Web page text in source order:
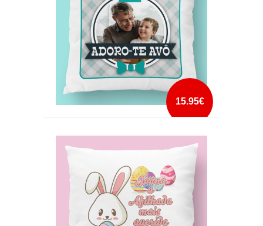
add à lista
15.95€
mais info
add à lista